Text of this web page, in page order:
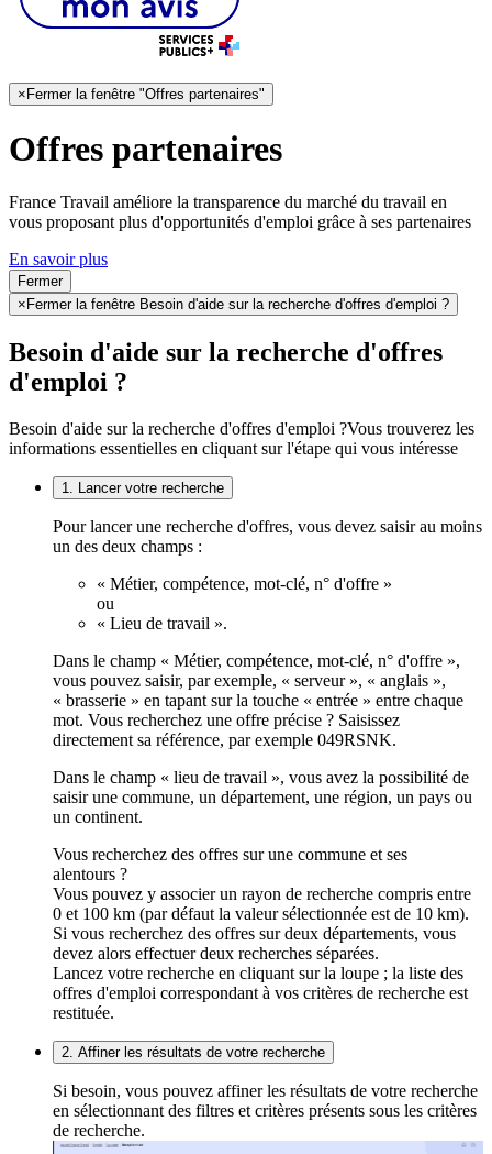
×Fermer la fenêtre "Offres partenaires"
Offres partenaires
France Travail améliore la transparence du marché du travail en
vous proposant plus d'opportunités d'emploi grâce à ses partenaires
En savoir plus
Fermer
× Fermer la fenêtre Besoin d'aide sur la recherche d'offres d'emploi ?
Besoin d'aide sur la recherche d'offres
d'emploi ?
Besoin d'aide sur la recherche d'offres d'emploi ?Vous trouverez les
informations essentielles en cliquant sur l'étape qui vous intéresse
1. Lancer votre recherche
Pour lancer une recherche d'offres, vous devez saisir au moins
un des deux champs :
« Métier, compétence, mot-clé, n° d'offre »
ou
« Lieu de travail ».
Dans le champ « Métier, compétence, mot-clé, n° d'offre »,
vous pouvez saisir, par exemple, « serveur », « anglais »,
« brasserie » en tapant sur la touche « entrée » entre chaque
mot. Vous recherchez une offre précise ? Saisissez
directement sa référence, par exemple 049RSNK.
Dans le champ « lieu de travail », vous avez la possibilité de
saisir une commune, un département, une région, un pays ou
un continent.
Vous recherchez des offres sur une commune et ses
alentours ?
Vous pouvez y associer un rayon de recherche compris entre
0 et 100 km (par défaut la valeur sélectionnée est de 10 km).
Si vous recherchez des offres sur deux départements, vous
devez alors effectuer deux recherches séparées.
Lancez votre recherche en cliquant sur la loupe ; la liste des
offres d'emploi correspondant à vos critères de recherche est
restituée.
2. Affiner les résultats de votre recherche
Si besoin, vous pouvez affiner les résultats de votre recherche
en sélectionnant des filtres et critères présents sous les critères
de recherche.